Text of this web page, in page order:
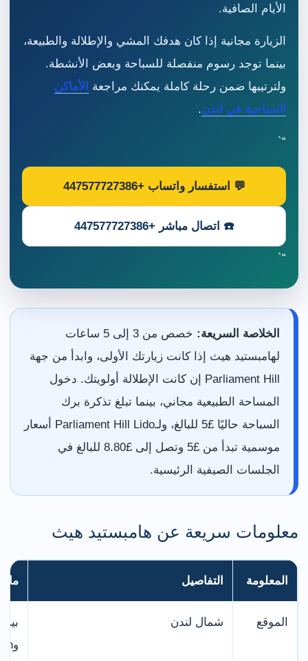
الأيام الصافية.
الزيارة مجانية إذا كان هدفك المشي والإطلالة والطبيعة،
بينما توجد رسوم منفصلة للسباحة وبعض الأنشطة.
ولترتيبها ضمن رحلة كاملة يمكنك مراجعة
الأماكن
السياحية في لندن.
“`
💬 استفسار واتساب +447577727386
☎️ اتصال مباشر +447577727386
“`
الخلاصة السريعة:
خصص من 3 إلى 5 ساعات
لهامبستيد هيث إذا كانت زيارتك الأولى، وابدأ من جهة
Parliament Hill إن كانت الإطلالة أولويتك. دخول
المساحة الطبيعية مجاني، بينما تبلغ تذكرة برك
السباحة حاليًا £5 للبالغ، ولـParliament Hill Lido أسعار
موسمية تبدأ من £5 وتصل إلى £8.80 للبالغ في
الجلسات الصيفية الرئيسية.
معلومات سريعة عن هامبستيد هيث
المعلومة التفاصيل ما
الموقع
شمال لندن
وGolders Green.